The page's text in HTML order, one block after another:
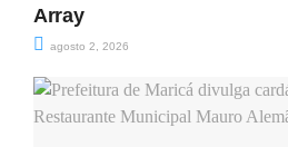
Array
agosto 2, 2026